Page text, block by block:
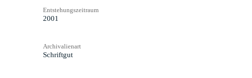
Entstehungszeitraum
2001
Archivalienart
Schriftgut